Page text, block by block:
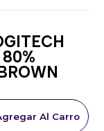
Al Carro